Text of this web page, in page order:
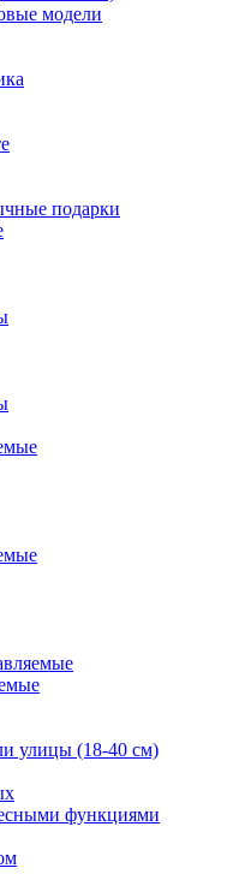
модели
подарки
улицы (18-40 см)
функциями